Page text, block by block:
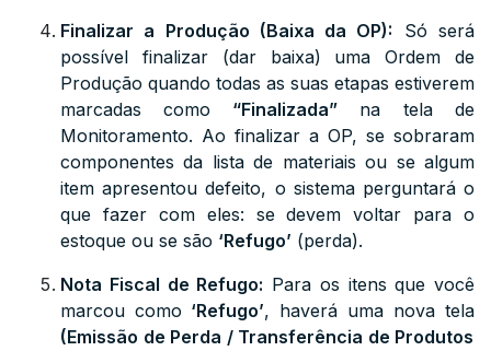
Finalizar a Produção (Baixa da OP): Só será
possível finalizar (dar baixa) uma Ordem de
Produção quando todas as suas etapas estiverem
marcadas como “Finalizada”na tela de
Monitoramento. Ao finalizar a OP, se sobraram
componentes da lista de materiais ou se algum
item apresentou defeito, o sistema perguntará o
que fazer com eles: se devem voltar para o
estoque ou se são ‘Refugo’ (perda).
Nota Fiscal de Refugo: Para os itens que você
marcou como ‘Refugo’, haverá uma nova tela
(Emissão de Perda / Transferência de Produtos